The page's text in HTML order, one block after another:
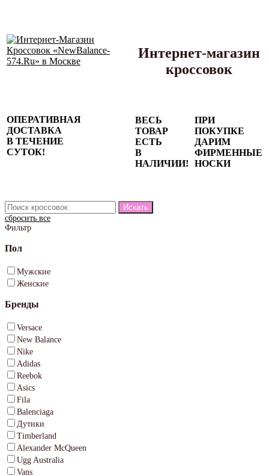
Интернет-магазин
кроссовок
ОПЕРАТИВНАЯ
ДОСТАВКА
В ТЕЧЕНИЕ
СУТОК!
ВЕСЬ
ТОВАР
ЕСТЬ
В
НАЛИЧИИ!
ПРИ
ПОКУПКЕ
ДАРИМ
ФИРМЕННЫЕ
НОСКИ
сбросить все
Фильтр
Пол
Мужские
Женские
Бренды
Versace
New Balance
Nike
Adidas
Reebok
Asics
Fila
Balenciaga
Дутики
Timberland
Alexander McQueen
Ugg Australia
Vans